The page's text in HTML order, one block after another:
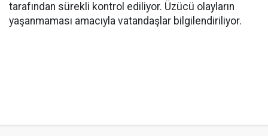
tarafından sürekli kontrol ediliyor. Üzücü olayların
yaşanmaması amacıyla vatandaşlar bilgilendiriliyor.